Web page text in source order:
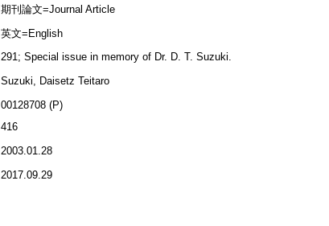
期刊論文=Journal Article
英文=English
291; Special issue in memory of Dr. D. T. Suzuki.
Suzuki, Daisetz Teitaro
00128708 (P)
416
2003.01.28
2017.09.29